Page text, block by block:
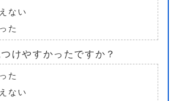
ない
た
けやすかったですか？
た
ない